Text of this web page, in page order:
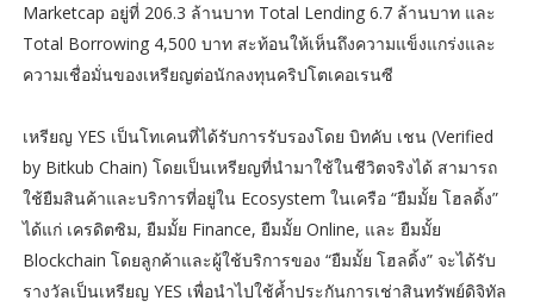
Marketcap อยู่ที่ 206.3 ล้านบาท Total Lending 6.7 ล้านบาท และ
Total Borrowing 4,500 บาท สะท้อนให้เห็นถึงความแข็งแกร่งและ
ความเชื่อมั่นของเหรียญต่อนักลงทุนคริปโตเคอเรนซี
เหรียญ YES เป็นโทเคนที่ได้รับการรับรองโดย บิทคับ เชน (Verified
by Bitkub Chain) โดยเป็นเหรียญที่นำมาใช้ในชีวิตจริงได้ สามารถ
ใช้ยืมสินค้าและบริการที่อยู่ใน Ecosystem ในเครือ “ยืมมั้ย โฮลดิ้ง”
ได้แก่ เครดิตซิม, ยืมมั้ย Finance, ยืมมั้ย Online, และ ยืมมั้ย
Blockchain โดยลูกค้าและผู้ใช้บริการของ “ยืมมั้ย โฮลดิ้ง” จะได้รับ
รางวัลเป็นเหรียญ YES เพื่อนำไปใช้ค้ำประกันการเช่าสินทรัพย์ดิจิทัล